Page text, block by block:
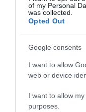
of my Personal
was collected.
Opted Out
Google consents
I want to allow
web or device
I want to allow
purposes.